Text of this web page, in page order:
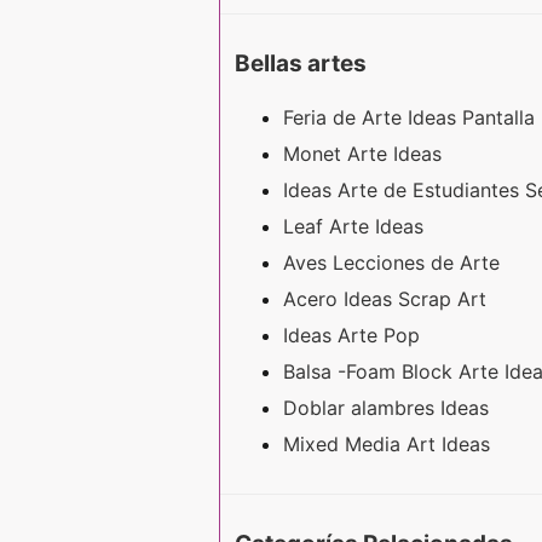
Bellas artes
Feria de Arte Ideas Pantalla
Monet Arte Ideas
Ideas Arte de Estudiantes
Leaf Arte Ideas
Aves Lecciones de Arte
Acero Ideas Scrap Art
Ideas Arte Pop
Balsa -Foam Block Arte
Doblar alambres Ideas
Mixed Media Art Ideas